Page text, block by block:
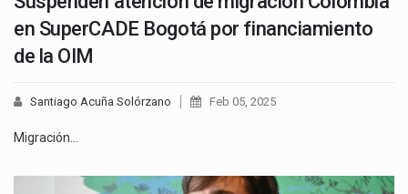
en SuperCADE Bogotá por financiamiento
de la OIM
Santiago Acuña Solórzano Feb 05, 2025
Migración…